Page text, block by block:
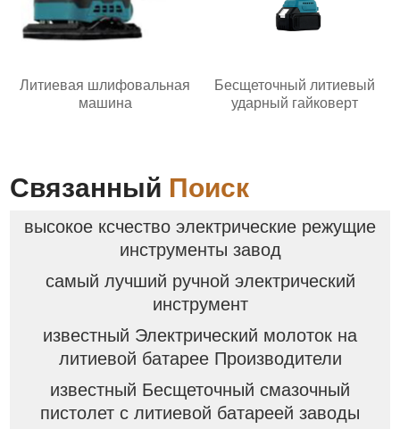
Литиевая шлифовальная
машина
Бесщеточный литиевый
ударный гайковерт
Связанный Поиск
высокое ксчество электрические режущие
инструменты завод
самый лучший ручной электрический
инструмент
известный Электрический молоток на
литиевой батарее Производители
известный Бесщеточный смазочный
пистолет с литиевой батареей заводы